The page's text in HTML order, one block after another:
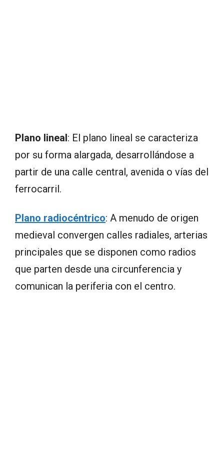
Plano lineal: El plano lineal se caracteriza
por su forma alargada, desarrollándose a
partir de una calle central, avenida o vías del
ferrocarril.
Plano radiocéntrico: A menudo de origen
medieval convergen calles radiales, arterias
principales que se disponen como radios
que parten desde una circunferencia y
comunican la periferia con el centro.